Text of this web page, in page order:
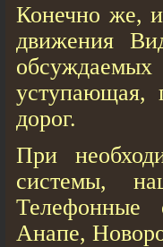
Конечно же,
движения
уступающая,
дорог.
При
системы,
Телефонные
Анапе,